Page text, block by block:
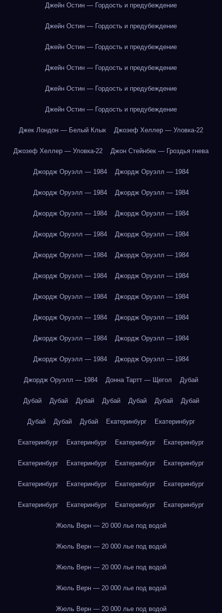
Джейн Остин — Гордость и предубеждение
Джейн Остин — Гордость и предубеждение
Джейн Остин — Гордость и предубеждение
Джейн Остин — Гордость и предубеждение
Джейн Остин — Гордость и предубеждение
Джейн Остин — Гордость и предубеждение
Джек Лондон — Белый Клык Джозеф Хеллер — Уловка-22
Джозеф Хеллер — Уловка-22 Джон Стейнбек — Гроздья гнева
Джордж Оруэлл — 1984 Джордж Оруэлл — 1984
Джордж Оруэлл — 1984 Джордж Оруэлл — 1984
Джордж Оруэлл — 1984 Джордж Оруэлл — 1984
Джордж Оруэлл — 1984 Джордж Оруэлл — 1984
Джордж Оруэлл — 1984 Джордж Оруэлл — 1984
Джордж Оруэлл — 1984 Джордж Оруэлл — 1984
Джордж Оруэлл — 1984 Джордж Оруэлл — 1984
Джордж Оруэлл — 1984 Джордж Оруэлл — 1984
Джордж Оруэлл — 1984 Джордж Оруэлл — 1984
Джордж Оруэлл — 1984 Джордж Оруэлл — 1984
Джордж Оруэлл — 1984 Донна Тартт — Щегол Дубай
Дубай Дубай Дубай Дубай Дубай Дубай Дубай
Дубай Дубай Дубай Екатеринбург Екатеринбург
Екатеринбург Екатеринбург Екатеринбург Екатеринбург
Екатеринбург Екатеринбург Екатеринбург Екатеринбург
Екатеринбург Екатеринбург Екатеринбург Екатеринбург
Екатеринбург Екатеринбург Екатеринбург Екатеринбург
Жюль Верн — 20 000 лье под водой
Жюль Верн — 20 000 лье под водой
Жюль Верн — 20 000 лье под водой
Жюль Верн — 20 000 лье под водой
Жюль Верн — 20 000 лье под водой